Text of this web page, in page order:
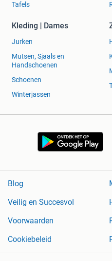
Tafels
Kleding | Dames
Jurken
Mutsen, Sjaals en
Handschoenen
Schoenen
Winterjassen
Blog
Veilig en Succesvol
Voorwaarden
Cookiebeleid